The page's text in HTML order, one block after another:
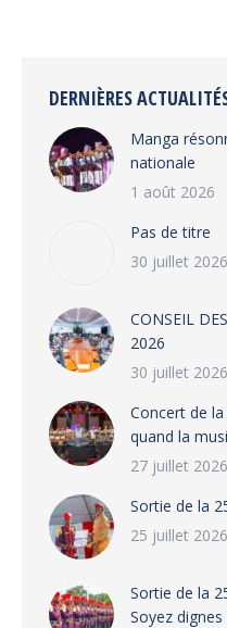
DERNIÈRES
Manga
nationale
1 août 2026
Pas de titre
30 juillet 2026
CONSEIL
2026
30 juillet 2026
‎​Concert de
quand la
27 juillet 2026
‎Sortie de la
25 juillet 2026
‎Sortie de la
Soyez